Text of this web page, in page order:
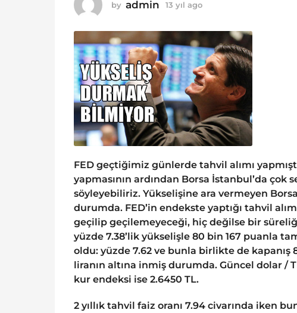
1
3
y
ı
l
a
g
by admin 13 yıl ago
l
a
g
o
FED geçtiğimiz günlerde tahvil alımı
yapmasının ardından Borsa İstanbul’da çok
söyleyebiliriz. Yükselişine ara vermeyen
durumda. FED’in endekste yaptığı tahvil
geçilip geçilemeyeceği, hiç değilse bir
yüzde 7.38’lik yükselişle 80 bin 167 puanla
oldu: yüzde 7.62 ve bunla birlikte de kapanış
liranın altına inmiş durumda. Güncel dolar /
kur endeksi ise 2.6450 TL.
2 yıllık tahvil faiz oranı 7.94 civarında iken